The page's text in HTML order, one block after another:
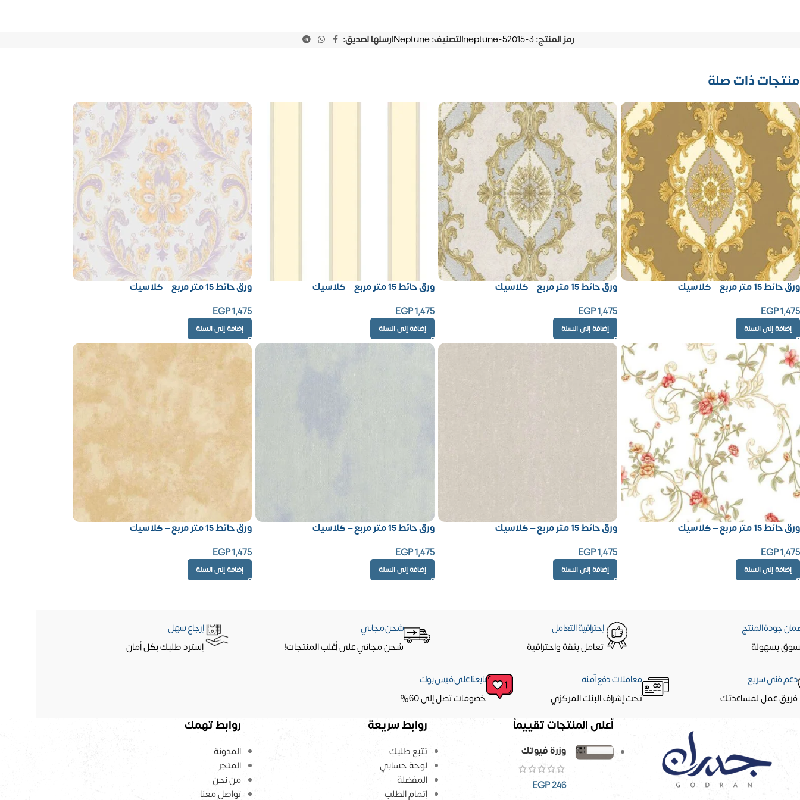
رمز المنتج:neptune-52015-3التصنيف:Neptuneارسلها لصديق:
منتجات ذات صلة
ورق حائط 15 متر مربع – كلاسيك
EGP1,475
إضافة إلى السلة
ورق حائط 15 متر مربع – كلاسيك
EGP1,475
إضافة إلى السلة
ورق حائط 15 متر مربع – كلاسيك
EGP1,475
إضافة إلى السلة
ورق حائط 15 متر مربع – كلاسيك
EGP1,475
إضافة إلى السلة
ورق حائط 15 متر مربع – كلاسيك
EGP1,475
إضافة إلى السلة
ورق حائط 15 متر مربع – كلاسيك
EGP1,475
إضافة إلى السلة
ورق حائط 15 متر مربع – كلاسيك
EGP1,475
إضافة إلى السلة
ورق حائط 15 متر مربع – كلاسيك
EGP1,475
إضافة إلى السلة
جودة المنتج
بسهولة
إحترافية التعامل
تعامل بثقة واحترافية
شحن مجاني
شحن مجاني على أغلب المنتجات!
إرجاع سهل
إسترد طلبك بكل أمان
دعم فنى سريع
فريق عمل لمساعدتك
معاملات دفع آمنه
تحت إشراف البنك المركزي
تابعنا على فيس بوك
خصومات تصل إلى 60%
أعلى المنتجات تقييماً
وزرة فيوتك
EGP246
روابط سريعة
تتبع طلبك
لوحة حسابي
المفضلة
إتمام الطلب
روابط تهمك
المدونة
المتجر
من نحن
تواصل معنا